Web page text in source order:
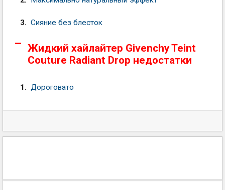
Сияние без блесток
Жидкий хайлайтер Givenchy Teint
Couture Radiant Drop недостатки
Дороговато